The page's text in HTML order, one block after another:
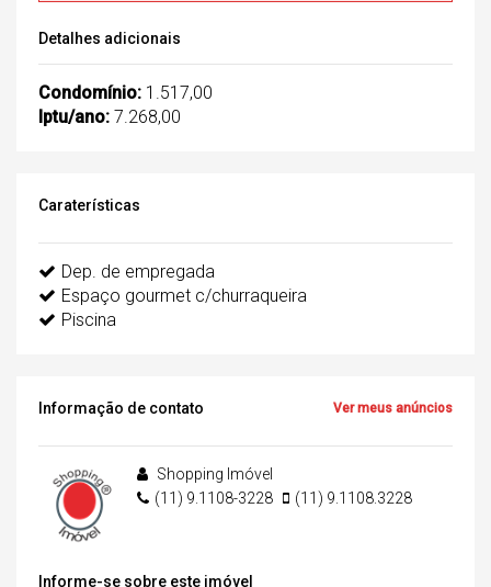
Detalhes adicionais
Condomínio: 1.517,00
Iptu/ano: 7.268,00
Caraterísticas
Dep. de empregada
Espaço gourmet c/churraqueira
Piscina
Informação de contato Ver meus anúncios
Shopping Imóvel
(11) 9.1108-3228
(11) 9.1108.3228
Informe-se sobre este imóvel